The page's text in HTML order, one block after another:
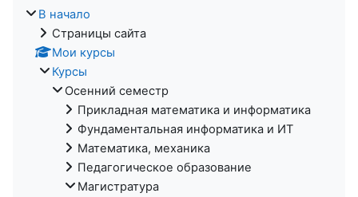
В начало
Страницы сайта
Мои курсы
Курсы
Осенний семестр
Прикладная математика и информатика
Фундаментальная информатика и ИТ
Математика, механика
Педагогическое образование
Магистратура